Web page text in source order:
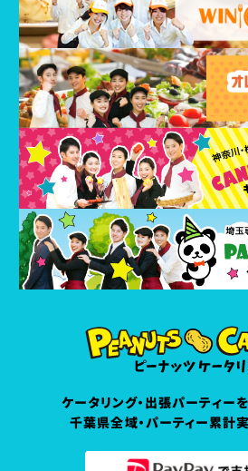
ケータリング・出張パーティー
千葉県全域・パーティー累計